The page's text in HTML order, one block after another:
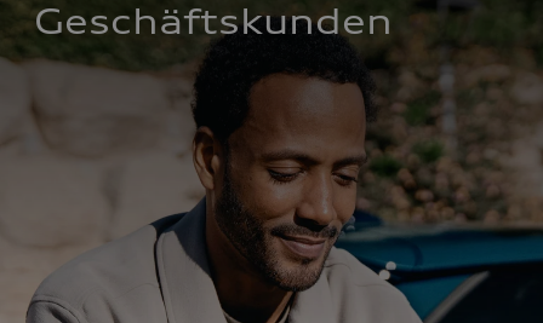
Geschäftskunden